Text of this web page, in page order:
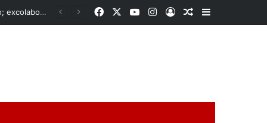
Acusan a diputada de Morena de presuntos «moches» a personal del Congreso; excolaborador hace denuncia pública FacebookYouTubeInstagram
AccesoPublicación al
Barra lateral